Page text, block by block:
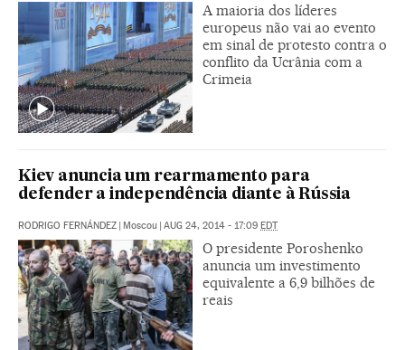
A maioria dos líderes
europeus não vai ao evento
em sinal de protesto contra o
conflito da Ucrânia com a
Crimeia
Kiev anuncia um rearmamento para
defender a independência diante à Rússia
RODRIGO FERNÁNDEZ | Moscou | AUG 24, 2014 - 17:09 EDT
O presidente Poroshenko
anuncia um investimento
equivalente a 6,9 bilhões de
reais